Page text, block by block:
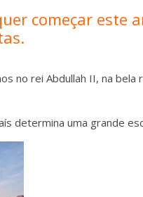
começar este
no rei Abdullah II, na
determina uma grande